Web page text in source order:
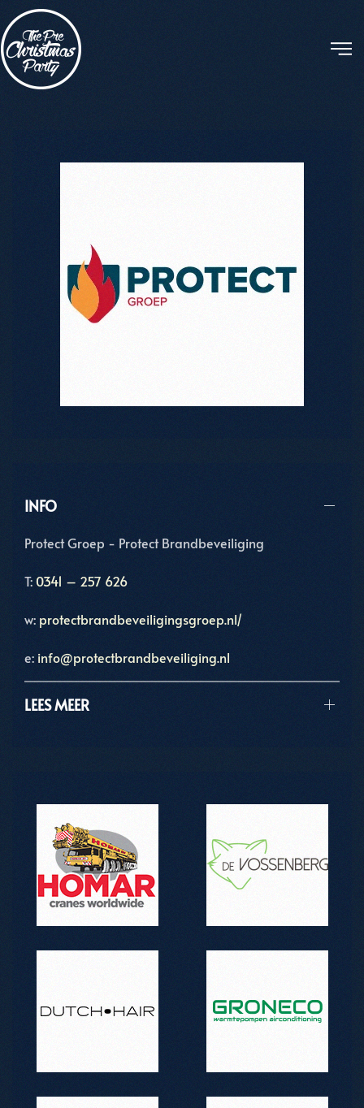
Skip to main content
INFO
Protect Groep - Protect Brandbeveiliging
T: 0341 – 257 626
w: protectbrandbeveiligingsgroep.nl/
e: info@protectbrandbeveiliging.nl
LEES MEER